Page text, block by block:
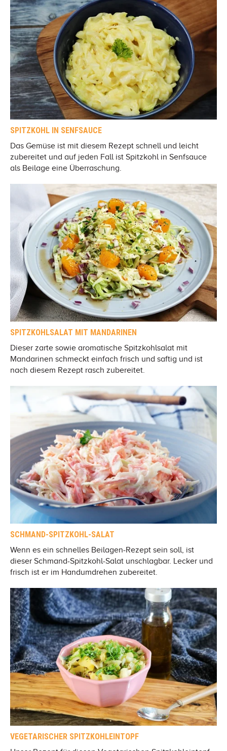
SPITZKOHL IN SENFSAUCE
Das Gemüse ist mit diesem Rezept schnell und leicht
zubereitet und auf jeden Fall ist Spitzkohl in Senfsauce
als Beilage eine Überraschung.
SPITZKOHLSALAT MIT MANDARINEN
Dieser zarte sowie aromatische Spitzkohlsalat mit
Mandarinen schmeckt einfach frisch und saftig und ist
nach diesem Rezept rasch zubereitet.
SCHMAND-SPITZKOHL-SALAT
Wenn es ein schnelles Beilagen-Rezept sein soll, ist
dieser Schmand-Spitzkohl-Salat unschlagbar. Lecker und
frisch ist er im Handumdrehen zubereitet.
VEGETARISCHER SPITZKOHLEINTOPF